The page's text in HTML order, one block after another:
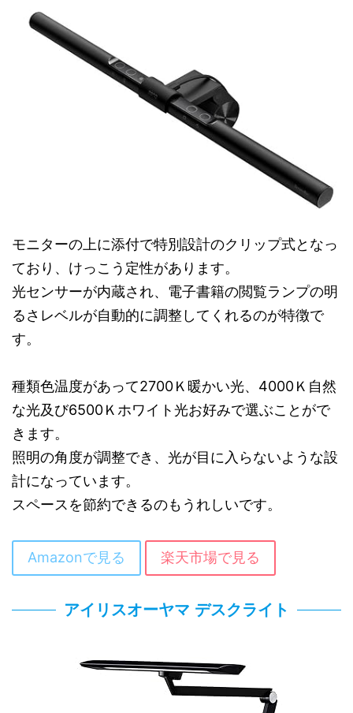
モニターの上に添付で特別設計のクリップ式となっ
ており、けっこう定性があります。
光センサーが内蔵され、電子書籍の閲覧ランプの明
るさレベルが自動的に調整してくれるのが特徴で
す。
種類色温度があって2700Ｋ暖かい光、4000Ｋ自然
な光及び6500Ｋホワイト光お好みで選ぶことがで
きます。
照明の角度が調整でき、光が目に入らないような設
計になっています。
スペースを節約できるのもうれしいです。
Amazonで見る 楽天市場で見る
アイリスオーヤマ デスクライト